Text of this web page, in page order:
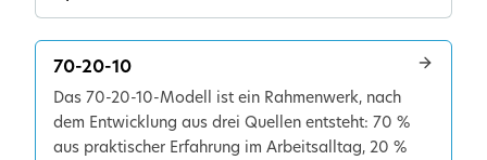
70-20-10
Das 70-20-10-Modell ist ein Rahmenwerk, nach
dem Entwicklung aus drei Quellen entsteht: 70 %
aus praktischer Erfahrung im Arbeitsalltag, 20 %